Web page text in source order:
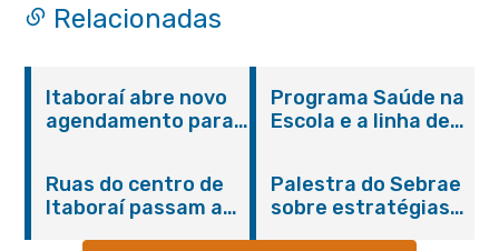
Relacionadas
Itaboraí abre novo
agendamento para
Programa Saúde na
Escola e a linha de
promovem
conscientização
sobre hanseníase
Ruas do centro de
Itaboraí passam a
Palestra do Sebrae
sobre estratégias